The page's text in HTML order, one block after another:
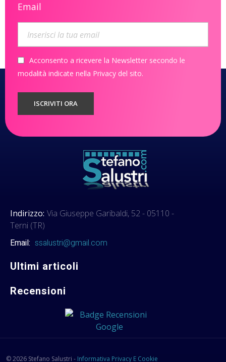
Email
Acconsento a ricevere la Newsletter secondo le
modalità indicate nella Privacy del sito.
Indirizzo: Via Giuseppe Garibaldi, 52 - 05110 -
Terni (TR)
Email: ssalustri@gmail.com
Ultimi articoli
Recensioni
© 2026 Stefano Salustri - Informativa Privacy E Cookie